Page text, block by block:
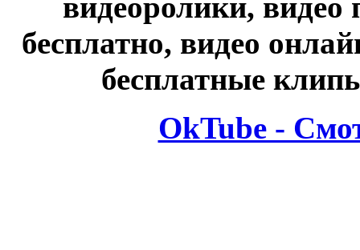
бесплатно, видео
бесплатные
OkTube -